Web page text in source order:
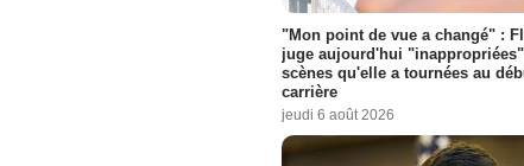
"Mon point de vue a changé" :
juge aujourd'hui
scènes qu'elle a tournées au
carrière
jeudi 6 août 2026